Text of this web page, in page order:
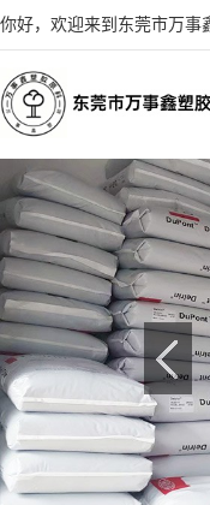
你好，欢迎来到东莞市万事